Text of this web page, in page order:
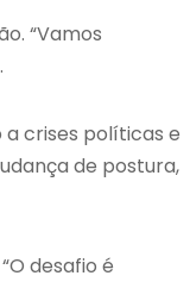
“Vamos
a crises políticas e
de postura,
desafio é